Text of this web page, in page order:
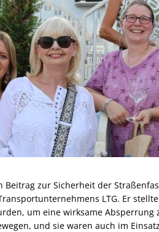
Beitrag zur Sicherheit der
LTG. Er
um eine wirksame
und sie waren auch im